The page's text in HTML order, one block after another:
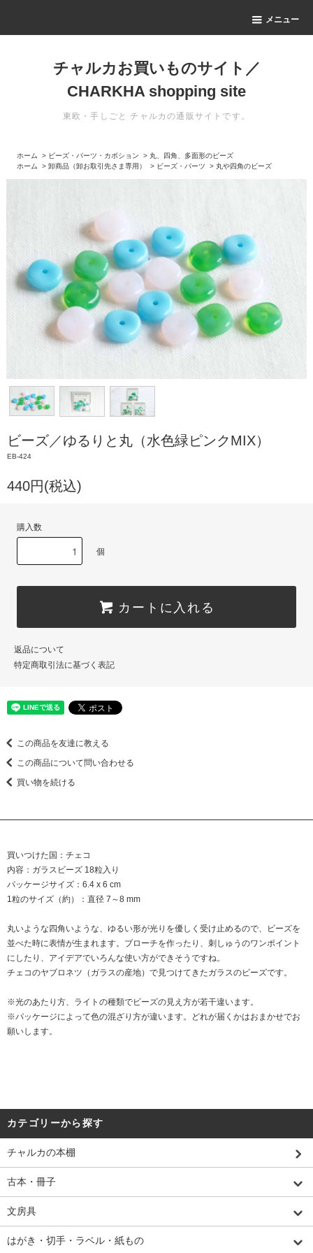
メニュー
チャルカお買いものサイト／
CHARKHA shopping site
東欧・手しごと チャルカの通販サイトです。
ホーム > ビーズ・パーツ・カボション > 丸、四角、多面形のビーズ
ホーム
>卸商品（卸お取引先さま専用） > ビーズ・パーツ > 丸や四角のビーズ
ビーズ／ゆるりと丸（水色緑ピンクMIX）
EB-424
440円(税込)
購入数
個
カートに入れる
返品について
特定商取引法に基づく表記
この商品を友達に教える
この商品について問い合わせる
買い物を続ける
買いつけた国：チェコ
内容：ガラスビーズ 18粒入り
パッケージサイズ：6.4 x 6 cm
1粒のサイズ（約）：直径 7～8 mm
丸いような四角いような、ゆるい形が光りを優しく受け止めるので、ビーズを
並べた時に表情が生まれます。ブローチを作ったり、刺しゅうのワンポイント
にしたり、アイデアでいろんな使い方ができそうですね。
チェコのヤブロネツ（ガラスの産地）で見つけてきたガラスのビーズです。
※光のあたり方、ライトの種類でビーズの見え方が若干違います。
※パッケージによって色の混ざり方が違います。どれが届くかはおまかせでお
願いします。
カテゴリーから探す
チャルカの本棚
古本・冊子
文房具
はがき・切手・ラベル・紙もの